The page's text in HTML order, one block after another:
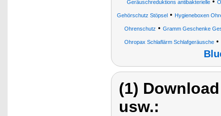
Geräuschreduktions antibakterielle
Gehörschutz Stöpsel • Hygieneboxen
Ohrenschutz • Gramm Geschenke
Ohropax Schlaflärm Schlafgeräusche •
(1)
usw.: